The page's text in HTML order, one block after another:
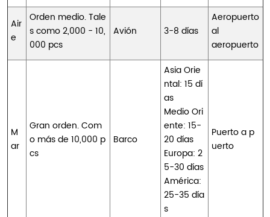
Air
e
Orden medio. Tale
s como 2,000 - 10,
000 pcs
Avión 3-8 días
Aeropuerto
al
aeropuerto
M
ar
Gran orden. Com
o más de 10,000 p
cs
Barco
Asia Orie
ntal: 15 dí
as
Medio Ori
ente: 15-
20 días
Europa: 2
5-30 días
América:
25-35 día
s
Puerto a p
uerto